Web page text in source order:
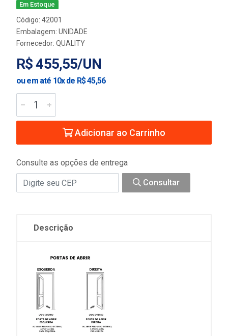
Em Estoque
Código: 42001
Embalagem: UNIDADE
Fornecedor: QUALITY
R$ 455,55/UN
ou em até 10x de R$ 45,56
Adicionar ao Carrinho
Consulte as opções de entrega
Consultar
Descrição